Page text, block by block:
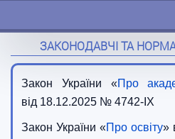
ЗАКОНОДАВЧІ ТА
Закон України «Про
від 18.12.2025 № 4742-IX
Закон України «Про освіту»